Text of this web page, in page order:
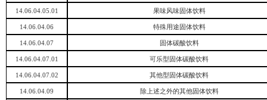
14.06.04.05.01 果味风味固体饮料
14.06.04.06 特殊用途固体饮料
14.06.04.07 固体碳酸饮料
14.06.04.07.01 可乐型固体碳酸饮料
14.06.04.07.02 其他型固体碳酸饮料
14.06.04.09 除上述之外的其他固体饮料